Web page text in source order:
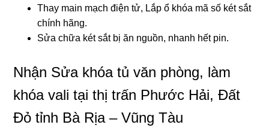
Thay main mạch điện tử, Lắp ổ khóa mã số két sắt
chính hãng.
Sửa chữa két sắt bị ăn nguồn, nhanh hết pin.
Nhận Sửa khóa tủ văn phòng, làm
khóa vali tại thị trấn Phước Hải, Đất
Đỏ tỉnh Bà Rịa – Vũng Tàu